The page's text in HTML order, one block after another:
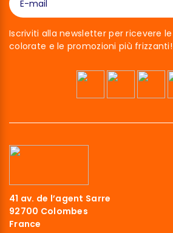
Iscriviti alla newsletter per ricevere
colorate e le promozioni più frizzanti!
41 av. de l’agent Sarre
92700 Colombes
France